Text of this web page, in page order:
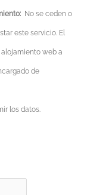
No se ceden o
este servicio. El
web a
de
los datos.